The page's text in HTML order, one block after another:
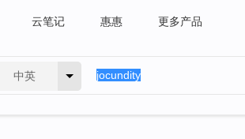
云笔记 惠惠 更多产品
中英